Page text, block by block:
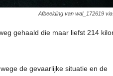
Afbeelding van wal_172619
gehaald die maar liefst 214
de gevaarlijke situatie en de